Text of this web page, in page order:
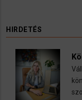
HIRDETÉS